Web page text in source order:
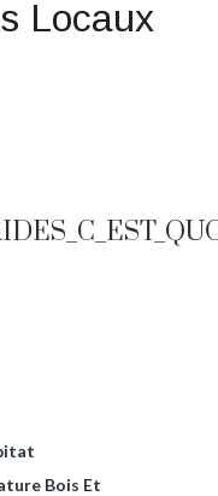
Bois Et